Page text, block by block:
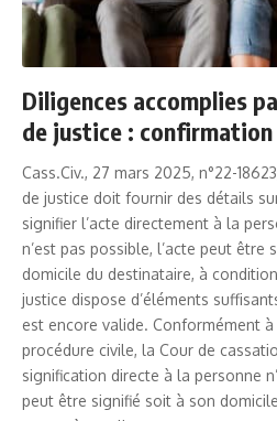
Diligences accomplies
de justice :
Cass.Civ., 27 mars 2025, n°22-
de justice doit fournir des détails
signifier l’acte directement à la
n’est pas possible, l’acte peut être
domicile du destinataire, à
justice dispose d’éléments
est encore valide. Conformément
procédure civile, la Cour de
signification directe à la personne
peut être signifié soit à son